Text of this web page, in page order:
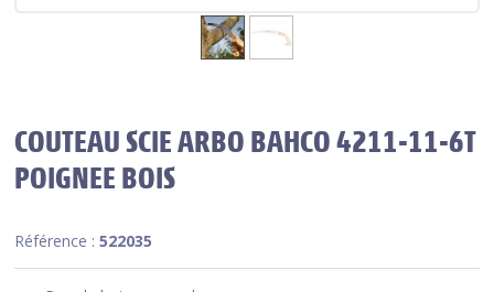
COUTEAU SCIE ARBO BAHCO 4211-11-6T
POIGNEE BOIS
Référence :522035